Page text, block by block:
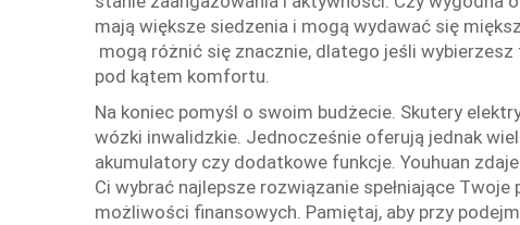
mają większe siedzenia i mogą wydawać się
mogą różnić się znacznie, dlatego jeśli
pod kątem komfortu.
Na koniec pomyśl o swoim budżecie. Skutery
wózki inwalidzkie. Jednocześnie oferują jednak
akumulatory czy dodatkowe funkcje. Youhuan
Ci wybrać najlepsze rozwiązanie spełniające
możliwości finansowych. Pamiętaj, aby przy